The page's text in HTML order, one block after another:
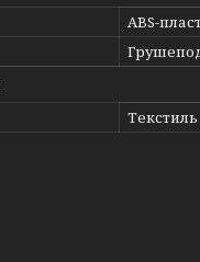
ABS-
Текстиль